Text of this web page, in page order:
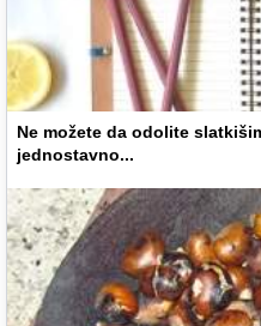
Ne možete da odolite
jednostavno...